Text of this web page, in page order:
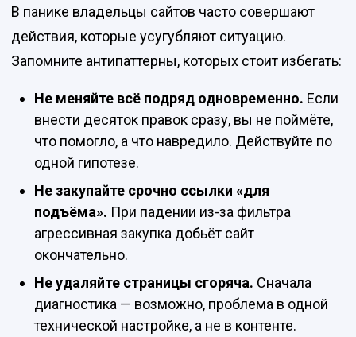
В панике владельцы сайтов часто совершают
действия, которые усугубляют ситуацию.
Запомните антипаттерны, которых стоит избегать:
Не меняйте всё подряд одновременно. Если
внести десяток правок сразу, вы не поймёте,
что помогло, а что навредило. Действуйте по
одной гипотезе.
Не закупайте срочно ссылки «для
подъёма». При падении из-за фильтра
агрессивная закупка добьёт сайт
окончательно.
Не удаляйте страницы сгоряча. Сначала
диагностика — возможно, проблема в одной
технической настройке, а не в контенте.